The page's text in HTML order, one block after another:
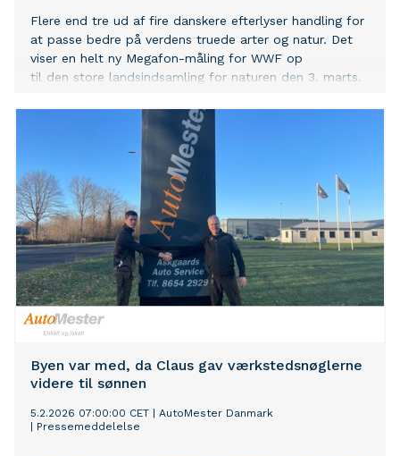
Flere end tre ud af fire danskere efterlyser handling for
at passe bedre på verdens truede arter og natur. Det
viser en helt ny Megafon-måling for WWF op
til den store landsindsamling for naturen den 3. marts.
Byen var med, da Claus gav værkstedsnøglerne
videre til sønnen
5.2.2026 07:00:00 CET
AutoMester Danmark
Pressemeddelelse